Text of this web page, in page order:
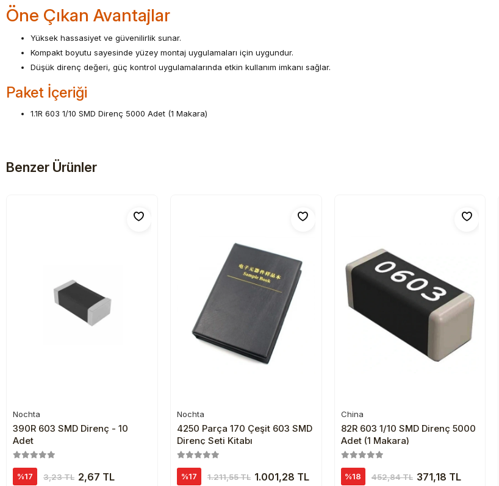
Öne Çıkan Avantajlar
Yüksek hassasiyet ve güvenilirlik sunar.
Kompakt boyutu sayesinde yüzey montaj uygulamaları için uygundur.
Düşük direnç değeri, güç kontrol uygulamalarında etkin kullanım imkanı sağlar.
Paket İçeriği
1.1R 603 1/10 SMD Direnç 5000 Adet (1 Makara)
Benzer Ürünler
Sepete Ekle
Nochta
390R 603 SMD Direnç - 10
Adet
%17 3,23 TL 2,67 TL
Sepete Ekle
Nochta
4250 Parça 170 Çeşit 603 SMD
Direnç Seti Kitabı
%17 1.211,55 TL 1.001,28 TL
Sepete Ekle
China
82R 603 1/10 SMD Direnç 5000
Adet (1 Makara)
%18 452,84 TL 371,18 TL